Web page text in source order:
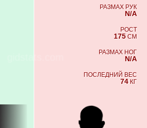
РАЗМАХ РУК
N/A
РОСТ
175 СМ
РАЗМАХ НОГ
N/A
ПОСЛЕДНИЙ ВЕС
74 КГ